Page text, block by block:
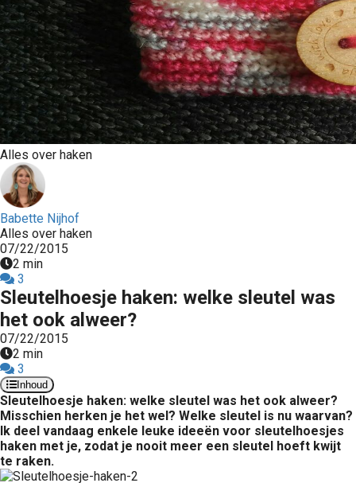
Alles over haken
Babette Nijhof
Alles over haken
07/22/2015
2 min
3
Sleutelhoesje haken: welke sleutel was
het ook alweer?
07/22/2015
2 min
3
Inhoud
Sleutelhoesje haken: welke sleutel was het ook alweer?
Misschien herken je het wel? Welke sleutel is nu waarvan?
Ik deel vandaag enkele leuke ideeën voor sleutelhoesjes
haken met je, zodat je nooit meer een sleutel hoeft kwijt
te raken.